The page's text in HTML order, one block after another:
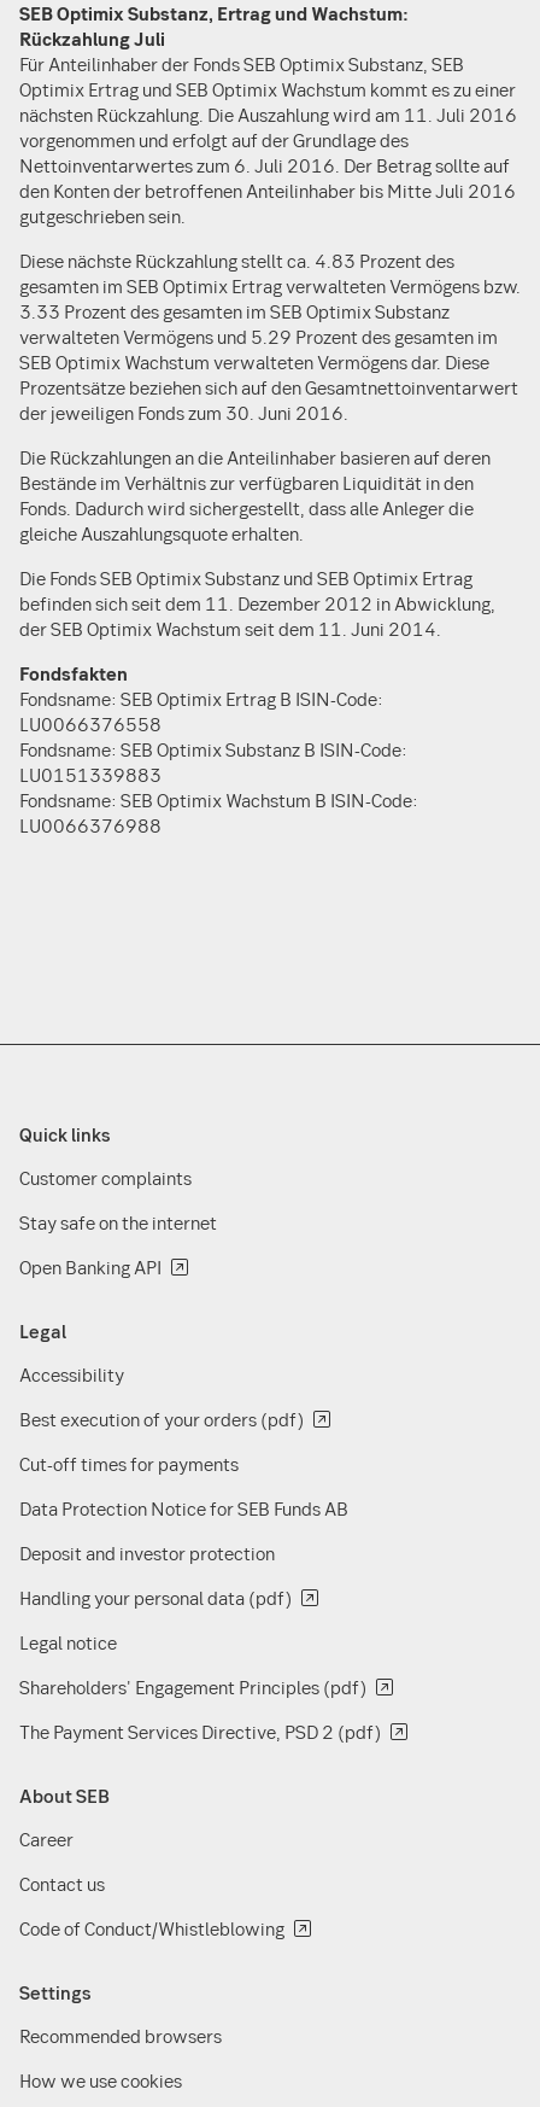
SEB Optimix Substanz, Ertrag und Wachstum:
Rückzahlung Juli
Für Anteilinhaber der Fonds SEB Optimix Substanz, SEB
Optimix Ertrag und SEB Optimix Wachstum kommt es zu einer
nächsten Rückzahlung. Die Auszahlung wird am 11. Juli 2016
vorgenommen und erfolgt auf der Grundlage des
Nettoinventarwertes zum 6. Juli 2016. Der Betrag sollte auf
den Konten der betroffenen Anteilinhaber bis Mitte Juli 2016
gutgeschrieben sein.
Diese nächste Rückzahlung stellt ca. 4.83 Prozent des
gesamten im SEB Optimix Ertrag verwalteten Vermögens bzw.
3.33 Prozent des gesamten im SEB Optimix Substanz
verwalteten Vermögens und 5.29 Prozent des gesamten im
SEB Optimix Wachstum verwalteten Vermögens dar. Diese
Prozentsätze beziehen sich auf den Gesamtnettoinventarwert
der jeweiligen Fonds zum 30. Juni 2016.
Die Rückzahlungen an die Anteilinhaber basieren auf deren
Bestände im Verhältnis zur verfügbaren Liquidität in den
Fonds. Dadurch wird sichergestellt, dass alle Anleger die
gleiche Auszahlungsquote erhalten.
Die Fonds SEB Optimix Substanz und SEB Optimix Ertrag
befinden sich seit dem 11. Dezember 2012 in Abwicklung,
der SEB Optimix Wachstum seit dem 11. Juni 2014.
Fondsfakten
Fondsname: SEB Optimix Ertrag B ISIN-Code:
LU0066376558
Fondsname: SEB Optimix Substanz B ISIN-Code:
LU0151339883
Fondsname: SEB Optimix Wachstum B ISIN-Code:
LU0066376988
Quick links
Customer complaints
Stay safe on the internet
Open Banking API
Legal
Accessibility
Best execution of your orders (pdf)
Cut-off times for payments
Data Protection Notice for SEB Funds AB
Deposit and investor protection
Handling your personal data (pdf)
Legal notice
Shareholders' Engagement Principles (pdf)
The Payment Services Directive, PSD 2 (pdf)
About SEB
Career
Contact us
Code of Conduct/Whistleblowing
Settings
Recommended browsers
How we use cookies